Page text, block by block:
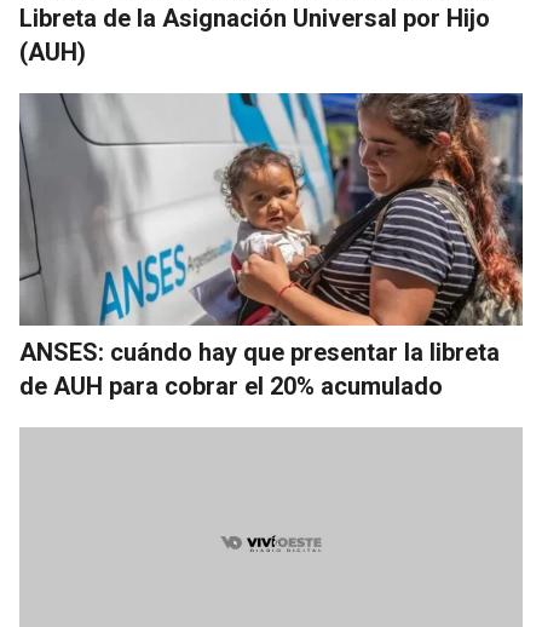
Libreta de la Asignación Universal por Hijo
(AUH)
ANSES: cuándo hay que presentar la libreta
de AUH para cobrar el 20% acumulado